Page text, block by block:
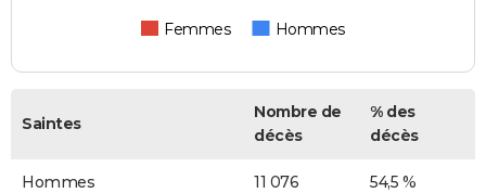
Femmes Hommes
Saintes
Nombre de
décès
% des
décès
Hommes 11 076 54,5 %